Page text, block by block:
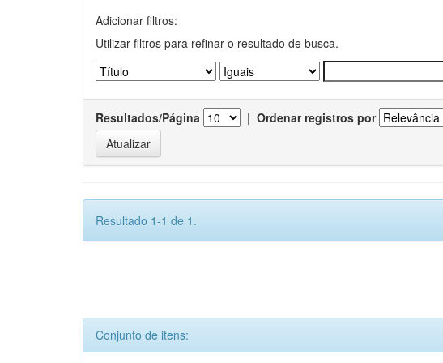
Adicionar filtros:
Utilizar filtros para refinar o resultado de busca.
Resultados/Página | Ordenar registros por
Resultado 1-1 de 1.
Conjunto de itens: